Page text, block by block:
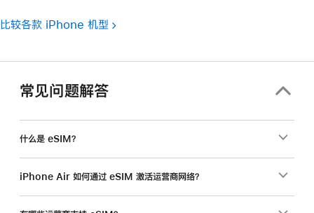
比较各款 iPhone 机型
常见问题解答
什么是 eSIM？
iPhone Air 如何通过 eSIM 激活运营商网络？